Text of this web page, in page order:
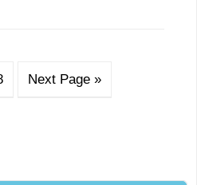
Next Page »